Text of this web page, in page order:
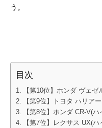
う。
目次
【第10位】ホンダ ヴェ
【第9位】トヨタ ハリア
【第8位】ホンダ CR-V(
【第7位】レクサス UX(